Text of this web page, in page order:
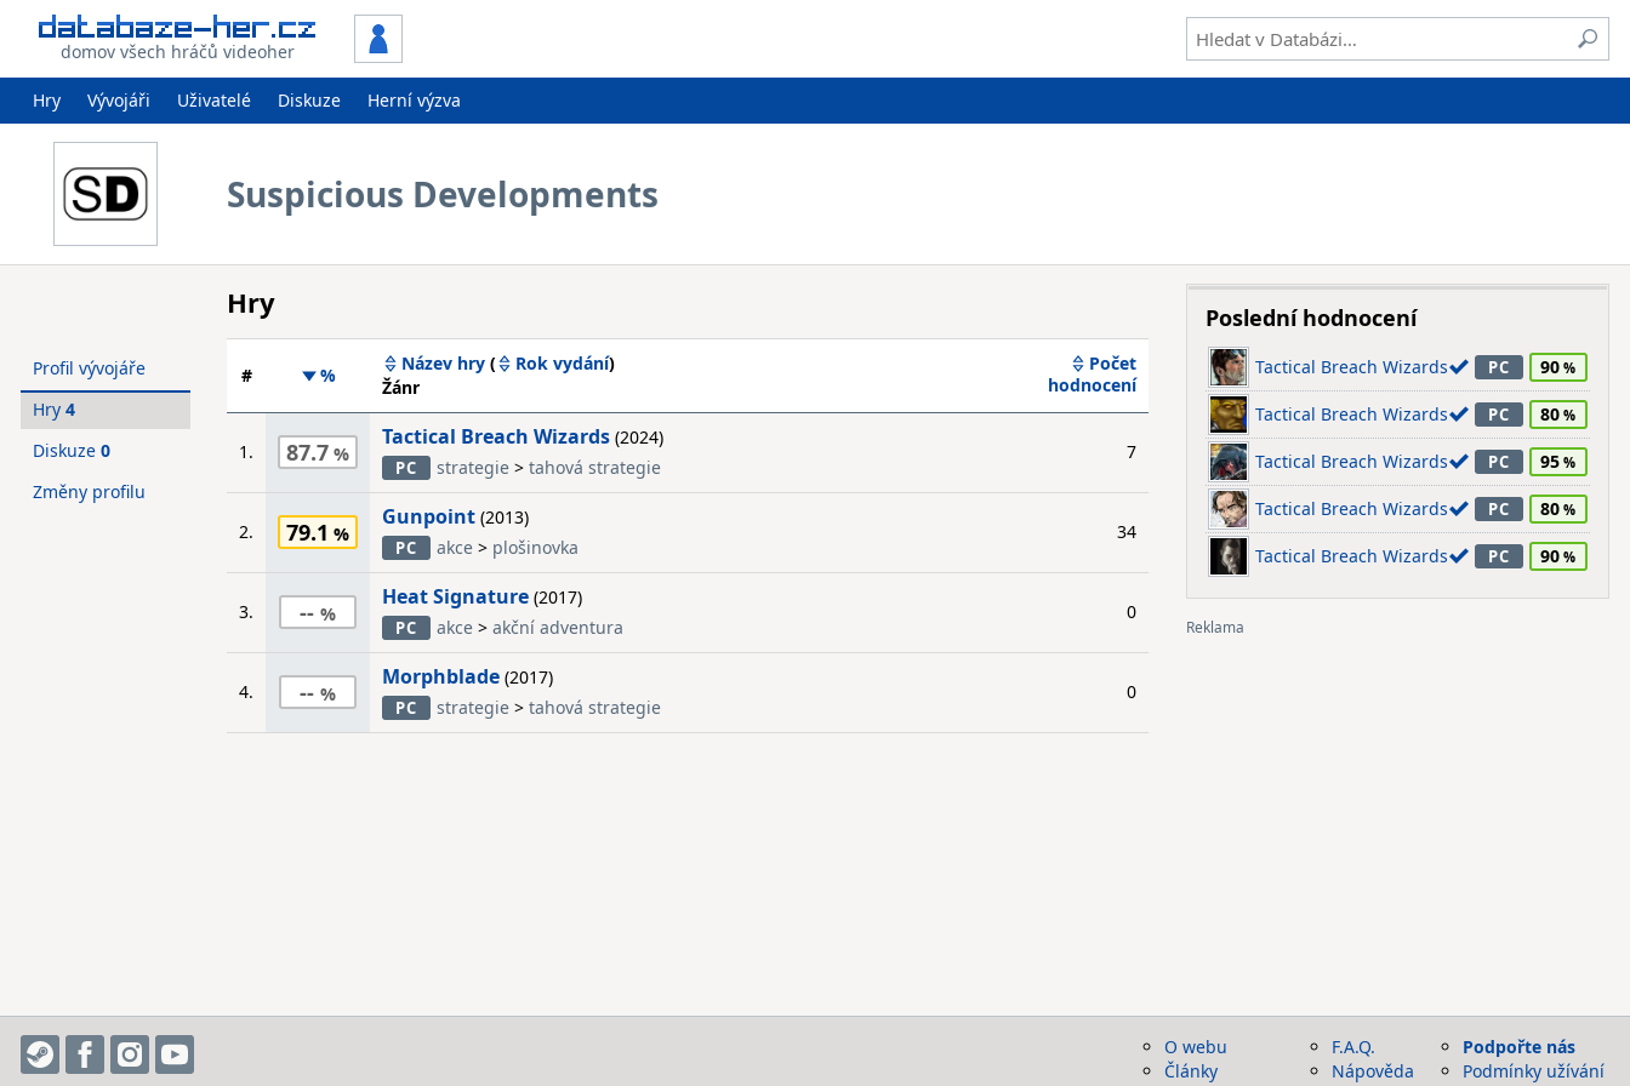
domov všech hráčů videoher
Hry Vývojáři Uživatelé Diskuze Herní výzva
Suspicious Developments
Hry
# %
Název hry ( Rok vydání)
Žánr
Počet
hodnocení
1. 87.7
Tactical Breach Wizards (2024)
PC strategie > tahová strategie
7
2. 79.1
Gunpoint (2013)
PC akce > plošinovka
34
3. --
Heat Signature (2017)
PC akce > akční adventura
0
4. --
Morphblade (2017)
PC strategie > tahová strategie
0
Profil vývojáře
Hry 4
Diskuze 0
Změny profilu
Poslední hodnocení
Tactical Breach Wizards PC 90
Tactical Breach Wizards PC 80
Tactical Breach Wizards PC 95
Tactical Breach Wizards PC 80
Tactical Breach Wizards PC 90
O webu
Články
F.A.Q.
Nápověda
Podpořte nás
Podmínky užívání